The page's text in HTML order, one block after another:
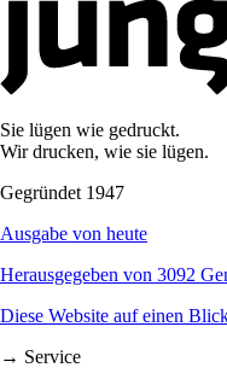
Sie lügen wie gedruckt.
Wir drucken, wie sie lügen.
Gegründet 1947
Ausgabe von heute
Herausgegeben von 3092
Diese Website auf einen
→ Service